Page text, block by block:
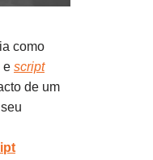
como
e script
de um